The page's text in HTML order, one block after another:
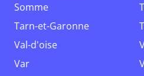
Somme
Tarn-et-Garonne
Val-d'oise
Var